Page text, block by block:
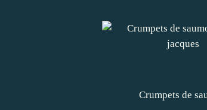
Crumpets de